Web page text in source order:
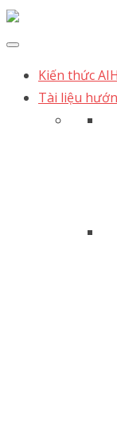
Kiến thức AI
Tài liệu